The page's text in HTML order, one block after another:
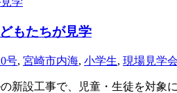
もたちが見学
号, 宮崎市内海, 小学生, 現場見学会
新設工事で、児童・生徒を対